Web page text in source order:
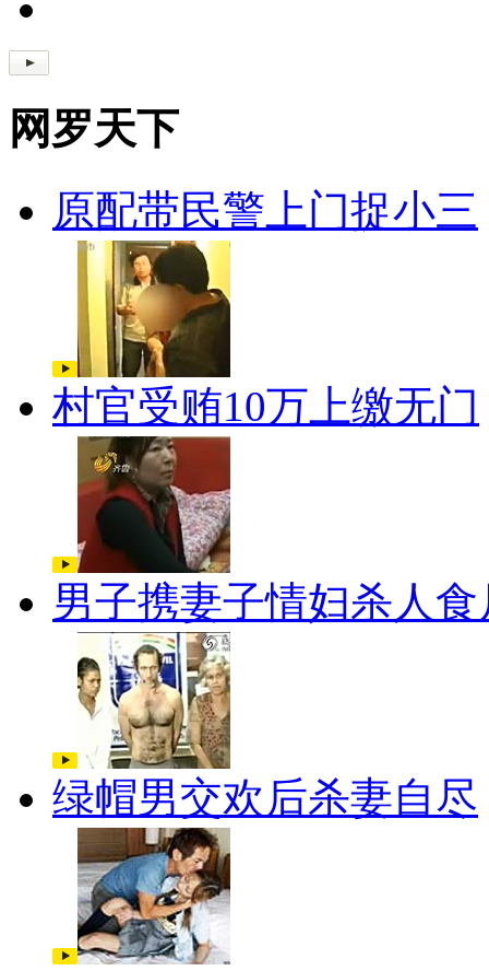
网罗天下
原配带民警上门捉小三
村官受贿10万上缴无门
男子携妻子情妇杀人食
绿帽男交欢后杀妻自尽